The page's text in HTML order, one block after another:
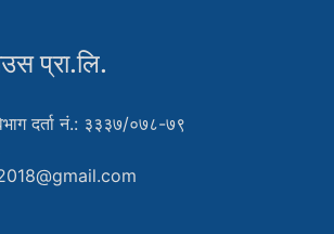
प्रा.लि.
दर्ता नं.: ३३३७/०७८-७९